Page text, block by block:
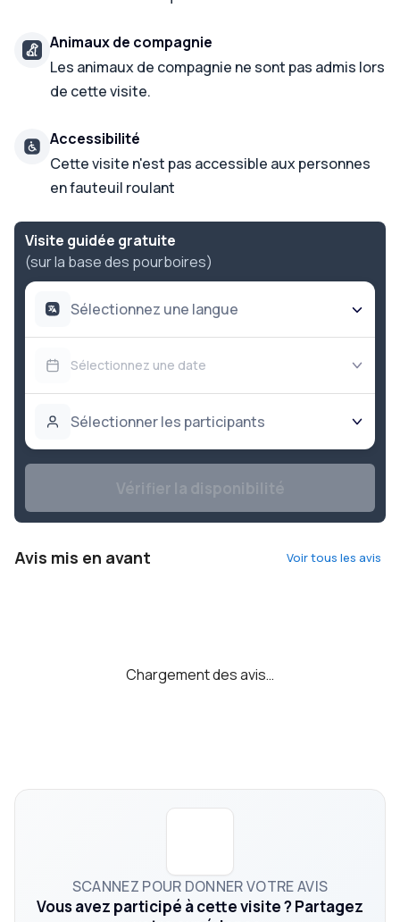
Animaux de compagnie
Les animaux de compagnie ne sont pas admis lors
de cette visite.
Accessibilité
Cette visite n'est pas accessible aux personnes
en fauteuil roulant
Visite guidée gratuite
(sur la base des pourboires)
Sélectionnez une langue
Sélectionnez une date
Sélectionner les participants
Avis mis en avant Voir tous les avis
Chargement des avis…
SCANNEZ POUR DONNER VOTRE AVIS
Vous avez participé à cette visite ? Partagez